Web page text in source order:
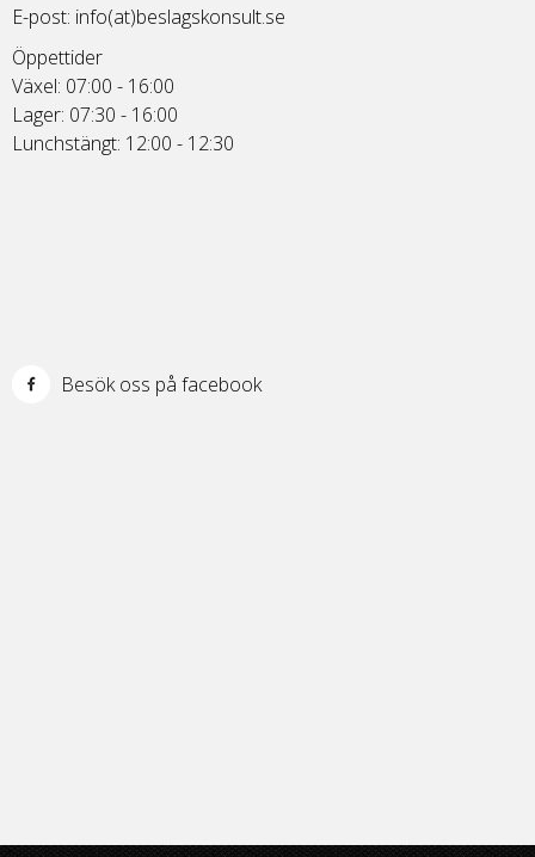
E-post: info(at)beslagskonsult.se
Öppettider
Växel: 07:00 - 16:00
Lager: 07:30 - 16:00
Lunchstängt: 12:00 - 12:30
Besök oss på facebook